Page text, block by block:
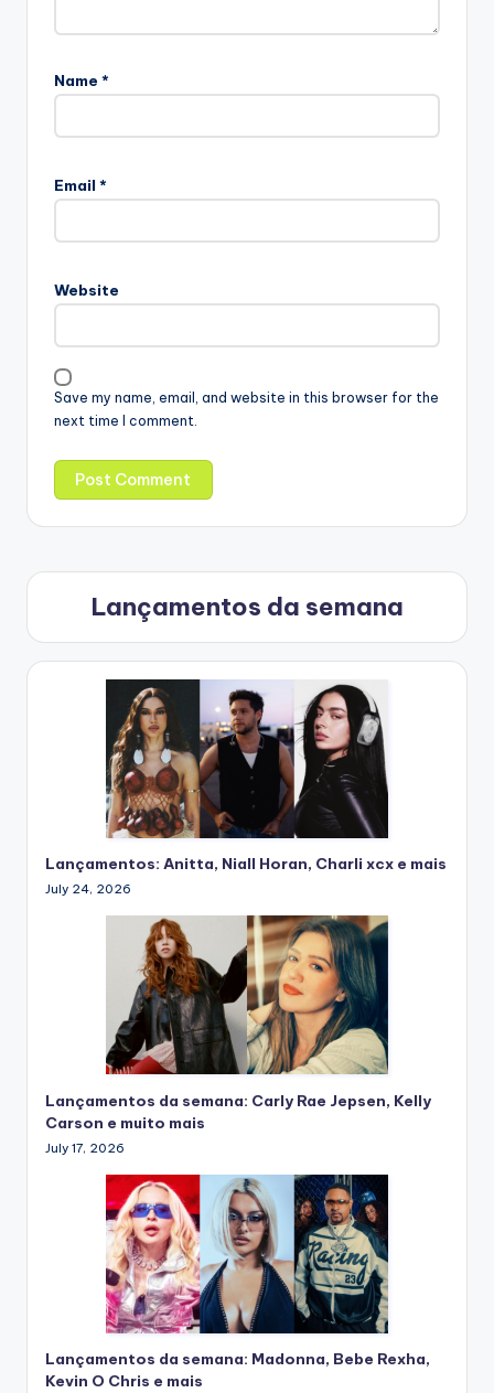
Name *
Email *
Website
Save my name, email, and website in this browser for the
next time I comment.
Lançamentos da semana
Lançamentos: Anitta, Niall Horan, Charli xcx e mais
July 24, 2026
Lançamentos da semana: Carly Rae Jepsen, Kelly
Carson e muito mais
July 17, 2026
Lançamentos da semana: Madonna, Bebe Rexha,
Kevin O Chris e mais